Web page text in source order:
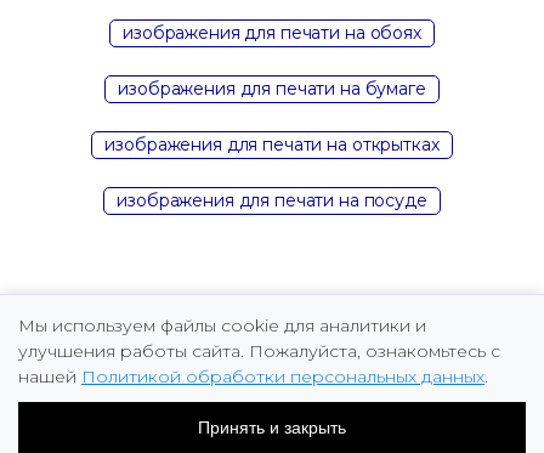
изображения для печати на обоях
изображения для печати на бумаге
изображения для печати на открытках
изображения для печати на посуде
Copyright © 2026 Marina Fomicheva
Мы используем файлы cookie для аналитики и
улучшения работы сайта. Пожалуйста, ознакомьтесь с
нашей Политикой обработки персональных данных.
Принять и закрыть